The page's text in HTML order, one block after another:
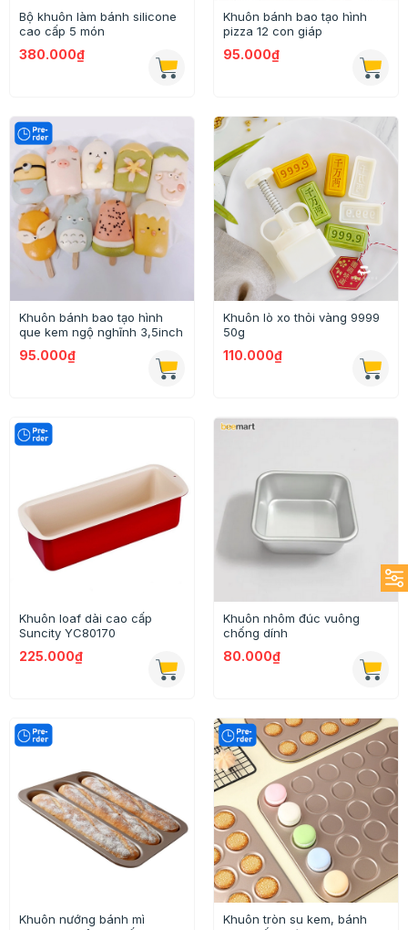
Bộ khuôn làm bánh silicone
cao cấp 5 món
380.000₫
Khuôn bánh bao tạo hình
pizza 12 con giáp
95.000₫
Khuôn bánh bao tạo hình
que kem ngộ nghĩnh 3,5inch
95.000₫
Khuôn lò xo thỏi vàng 9999
50g
110.000₫
Khuôn loaf dài cao cấp
Suncity YC80170
225.000₫
Khuôn nhôm đúc vuông
chống dính
80.000₫
Khuôn nướng bánh mì
Khuôn tròn su kem, bánh